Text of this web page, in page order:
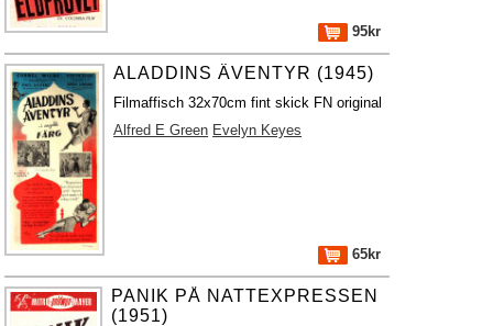
95kr
ALADDINS ÄVENTYR (1945)
Filmaffisch 32x70cm fint skick FN original
Alfred E Green Evelyn Keyes
65kr
PANIK PÅ NATTEXPRESSEN
(1951)